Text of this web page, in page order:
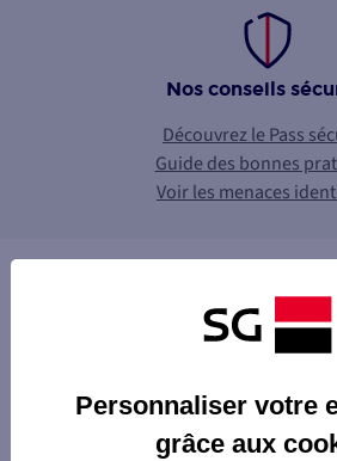
Nos conseils
Découvrez le Pass
Guide des bonnes
Voir les menaces
Personnaliser votre
grâce aux